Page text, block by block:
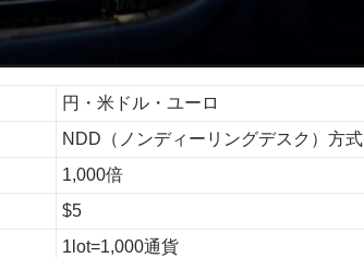
円・米ドル・ユーロ
NDD（ノンディーリングデスク）方式
1,000倍
$5
1lot=1,000通貨